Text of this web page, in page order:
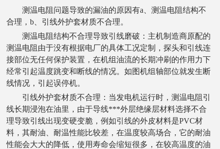
测温电阻问题导致的漏油的原因有a、测温电阻结构不
合理，b、引线外护套材质不合理。
测温电阻结构不合理导致引线磨破：主机制造商原配的
测温电阻由于没有根据电厂的具体工况定制，探头和引线连
接部位无任何保护装置，在机组油流的长期冲刷的作用力下
经常引起温度跳变和断线的情况。如图机组轴部位就发生断
线情况，引起误停机。
引线外护套材质不合理：当发电机运行时，测温电阻引
线长期浸泡在油里，由于导线***外层绝缘层材料选择不合
理导致引线出现变硬变脆，例如引线的外皮材料是PVC材
料，其耐油、耐温性能比较差，在温度较高场合，它的耐油
性能会大大的降低，使用寿命会缩短很多，在较高温度的油